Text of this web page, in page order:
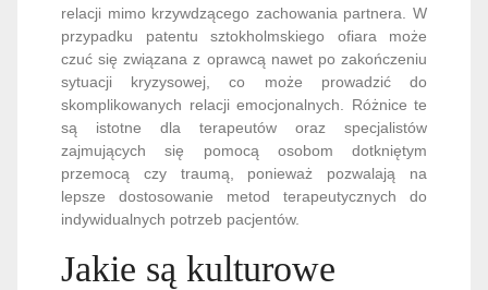
relacji mimo krzywdzącego zachowania partnera. W
przypadku patentu sztokholmskiego ofiara może
czuć się związana z oprawcą nawet po zakończeniu
sytuacji kryzysowej, co może prowadzić do
skomplikowanych relacji emocjonalnych. Różnice te
są istotne dla terapeutów oraz specjalistów
zajmujących się pomocą osobom dotkniętym
przemocą czy traumą, ponieważ pozwalają na
lepsze dostosowanie metod terapeutycznych do
indywidualnych potrzeb pacjentów.
Jakie są kulturowe